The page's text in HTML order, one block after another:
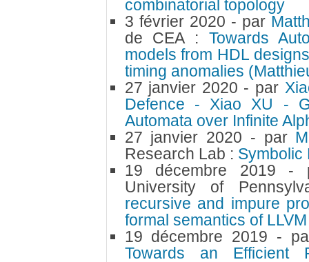
combinatorial topology
3 février 2020 - par
de CEA : Towards
models from HDL
timing anomalies
27 janvier 2020 - par
Defence - Xiao XU -
Automata over Infinite
27 janvier 2020 - par
Research Lab : Symbolic
19 décembre 2019 -
University of
recursive and impure
formal semantics of
19 décembre 2019 -
Towards an Efficient